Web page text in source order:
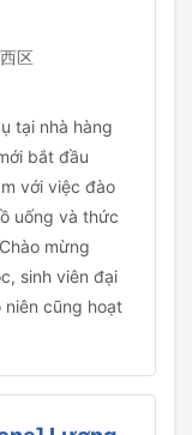
区
tại nhà hàng
bắt đầu
với việc đào
uống và thức
mừng
sinh viên đại
cũng hoạt